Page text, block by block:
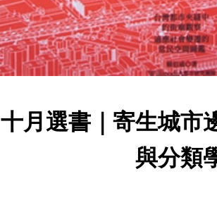
十月選書｜寄生城市
與分類